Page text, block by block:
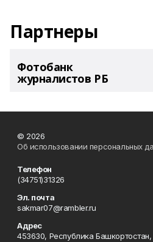
Партнеры
Фотобанк
журналистов РБ
© 2026
Об использовании персональных
Телефон
(34751)31326
Эл. почта
sakmar07@rambler.ru
Адрес
453630, Республика